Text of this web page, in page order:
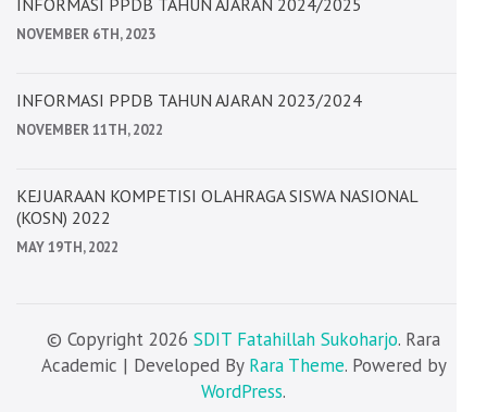
INFORMASI PPDB TAHUN AJARAN 2024/2025
NOVEMBER 6TH, 2023
INFORMASI PPDB TAHUN AJARAN 2023/2024
NOVEMBER 11TH, 2022
KEJUARAAN KOMPETISI OLAHRAGA SISWA NASIONAL
(KOSN) 2022
MAY 19TH, 2022
© Copyright 2026 SDIT Fatahillah Sukoharjo. Rara
Academic | Developed By Rara Theme. Powered by
WordPress.